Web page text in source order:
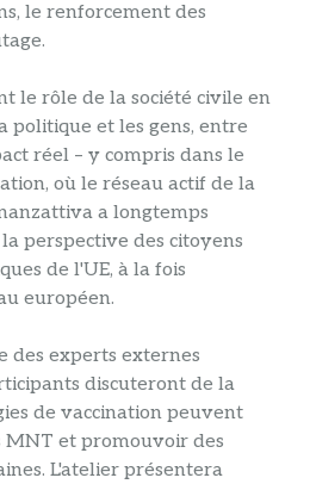
le renforcement des
le rôle de la société civile en
politique et les gens, entre
réel – y compris dans le
où le réseau actif de la
a longtemps
perspective des citoyens
de l'UE, à la fois
européen.
des experts externes
discuteront de la
de vaccination peuvent
MNT et promouvoir des
L'atelier présentera